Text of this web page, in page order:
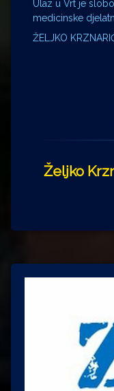
Ulaz u Vrt je
medicinske
ŽELJKO
Željko